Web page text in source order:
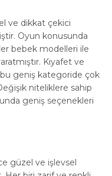
ve dikkat çekici
Oyun konusunda
bebek modelleri ile
Kıyafet ve
geniş kategoride çok
niteliklere sahip
geniş seçenekleri
güzel ve işlevsel